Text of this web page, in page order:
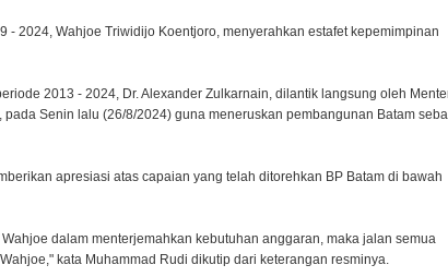
2024, Wahjoe Triwidijo Koentjoro, menyerahkan estafet kepemimpinan
2013 - 2024, Dr. Alexander Zulkarnain, dilantik langsung oleh
Senin lalu (26/8/2024) guna meneruskan pembangunan Batam
apresiasi atas capaian yang telah ditorehkan BP Batam di bawah
dalam menterjemahkan kebutuhan anggaran, maka jalan semua
kata Muhammad Rudi dikutip dari keterangan resminya.